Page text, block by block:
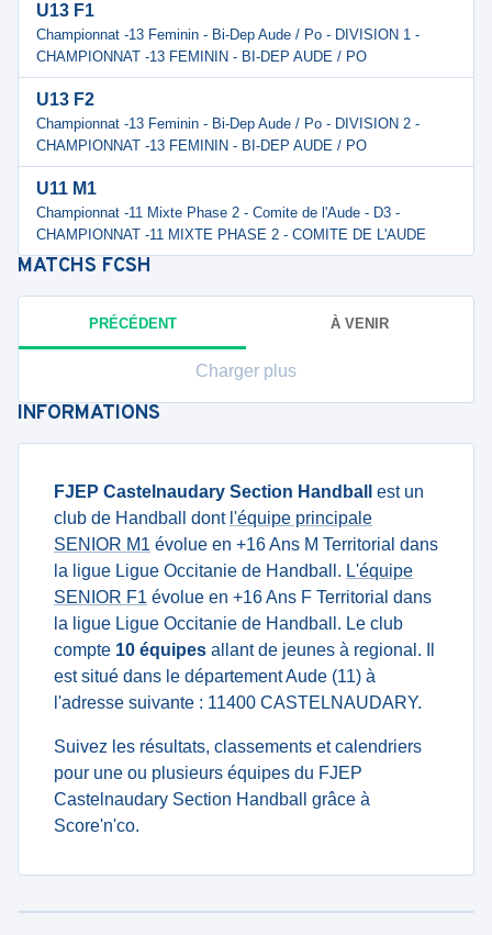
U13 F1
Championnat -13 Feminin - Bi-Dep Aude / Po - DIVISION 1 -
CHAMPIONNAT -13 FEMININ - BI-DEP AUDE / PO
U13 F2
Championnat -13 Feminin - Bi-Dep Aude / Po - DIVISION 2 -
CHAMPIONNAT -13 FEMININ - BI-DEP AUDE / PO
U11 M1
Championnat -11 Mixte Phase 2 - Comite de l'Aude - D3 -
CHAMPIONNAT -11 MIXTE PHASE 2 - COMITE DE L'AUDE
MATCHS FCSH
PRÉCÉDENT À VENIR
Charger plus
INFORMATIONS
FJEP Castelnaudary Section Handball
est un
club de Handball dont l'équipe principale
SENIOR M1 évolue en +16 Ans M Territorial dans
la ligue Ligue Occitanie de Handball. L'équipe
SENIOR F1 évolue en +16 Ans F Territorial dans
la ligue Ligue Occitanie de Handball. Le club
compte 10 équipes allant de jeunes à regional. Il
est situé dans le département Aude (11) à
l'adresse suivante : 11400 CASTELNAUDARY.
Suivez les résultats, classements et calendriers
pour une ou plusieurs équipes du FJEP
Castelnaudary Section Handball grâce à
Score'n'co.